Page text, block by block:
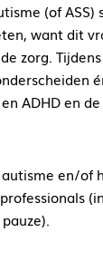
(of ASS)
want dit
zorg.
ADHD en
en/of